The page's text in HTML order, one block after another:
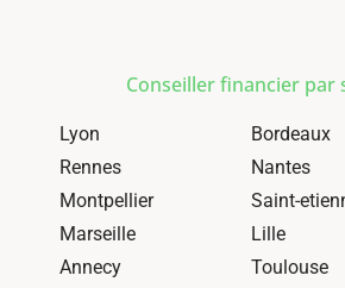
Conseiller financier par
Lyon
Bordeaux
Rennes
Nantes
Montpellier
Saint-
Marseille
Lille
Annecy
Toulouse